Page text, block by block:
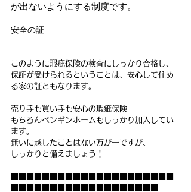
が出ないようにする制度です。
安全の証
このように瑕疵保険の検査にしっかり合格し、
保証が受けられるということは、安心して住め
る家の証ともなります。
売り手も買い手も安心の瑕疵保険
もちろんペンギンホームもしっかり加入してい
ます。
無いに越したことはない万が一ですが、
しっかりと備えましょう！